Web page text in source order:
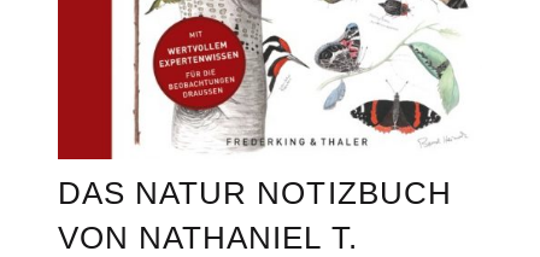
DAS NATUR NOTIZBUCH
VON NATHANIEL T.